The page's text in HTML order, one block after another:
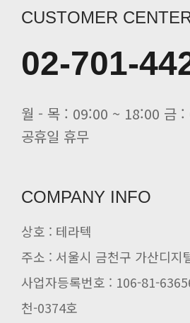
[전자신문] “
[전자신문]
[전자신문]
[전자신문]
[전자신문]
CUSTOMER
02-701-
공휴일 휴무
COMPANY INFO
상호 : 테라텍
주소 : 서울시 금천구 가산디
사업자등록번호 : 106-81-
천-0374호